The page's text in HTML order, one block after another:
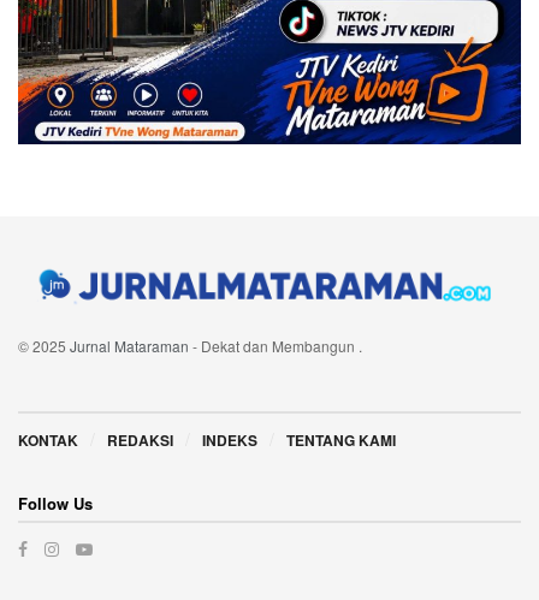
© 2025 Jurnal Mataraman - Dekat dan Membangun .
KONTAK REDAKSI INDEKS TENTANG KAMI
Follow Us